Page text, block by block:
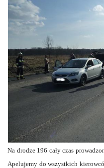
Na drodze 196 cały czas
Apelujemy do wszystkich